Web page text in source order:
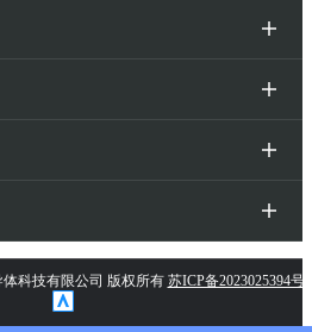
体科技有限公司 版权所有 苏ICP备2023025394号-